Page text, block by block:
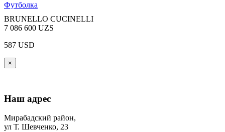
Футболка
BRUNELLO CUCINELLI
7 086 600 UZS
587 USD
×
Наш адрес
Мирабадский район,
ул Т. Шевченко, 23